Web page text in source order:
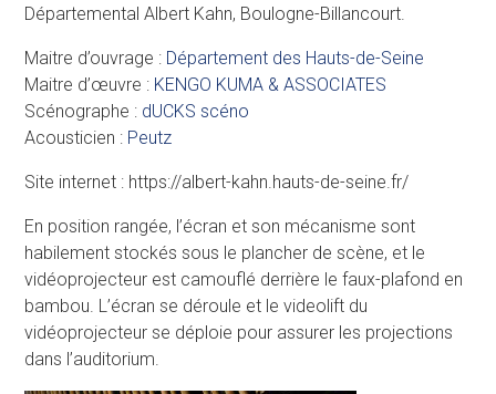
Départemental Albert Kahn, Boulogne-Billancourt.
Maitre d’ouvrage : Département des Hauts-de-Seine
Maitre d’œuvre : KENGO KUMA & ASSOCIATES
Scénographe : dUCKS scéno
Acousticien : Peutz
Site internet : https://albert-kahn.hauts-de-seine.fr/
En position rangée, l’écran et son mécanisme sont
habilement stockés sous le plancher de scène, et le
vidéoprojecteur est camouflé derrière le faux-plafond en
bambou. L’écran se déroule et le videolift du
vidéoprojecteur se déploie pour assurer les projections
dans l’auditorium.